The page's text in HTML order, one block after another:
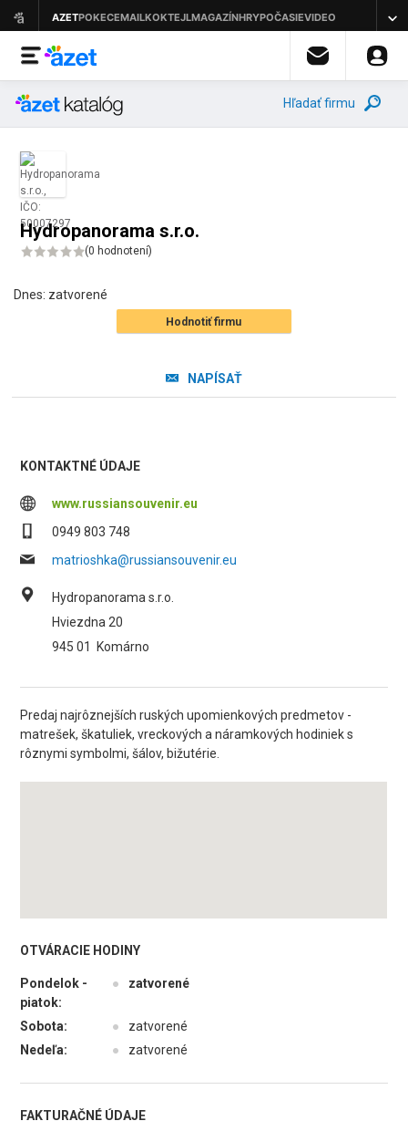
Hľadať firmu
Hydropanorama s.r.o.
(0 hodnotení)
Dnes: zatvorené
Hodnotiť firmu
NAPÍSAŤ
KONTAKTNÉ ÚDAJE
www.russiansouvenir.eu
0949 803 748
matrioshka@russiansouvenir.eu
Hydropanorama s.r.o.
Hviezdna 20
945 01
Komárno
Predaj najrôznejších ruských upomienkových predmetov -
matrešek, škatuliek, vreckových a náramkových hodiniek s
rôznymi symbolmi, šálov, bižutérie.
OTVÁRACIE HODINY
Pondelok -
piatok:
● zatvorené
Sobota: ●
zatvorené
Nedeľa:
● zatvorené
FAKTURAČNÉ ÚDAJE